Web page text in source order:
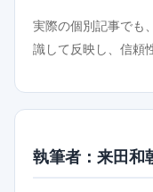
実際の個別記事でも
識して反映し、信頼
執筆者：来田和